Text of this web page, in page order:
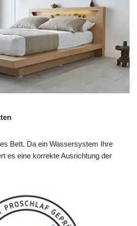
Bett. Da ein Wassersystem Ihre
es eine korrekte Ausrichtung der